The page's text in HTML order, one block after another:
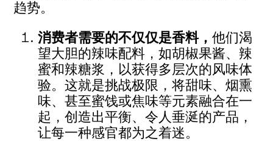
趋势。
消费者需要的不仅仅是香料，他们渴
望大胆的辣味配料，如胡椒果酱、辣
蜜和辣糖浆，以获得多层次的风味体
验。这就是挑战极限，将甜味、烟熏
味、甚至蜜饯或焦味等元素融合在一
起，创造出平衡、令人垂涎的产品，
让每一种感官都为之着迷。